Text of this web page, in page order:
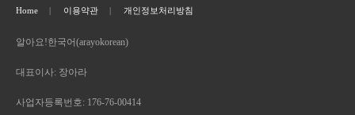
기타 회사가 정하는 교육 관련 서비스
제5조 (회원가입 및 이용)
서비스를 이용할 수 있습니다.
회사는 이용자의 개인정보를 원칙적으로 외부에
다만, 다음의 경우에는 예외로 합니다.
이용자가 사전에 동의한 경우
Home 이용약관 개인정보처리방침
알아요!한국어(arayokorean)
대표이사: 장아라
사업자등록번호: 176-76-00414